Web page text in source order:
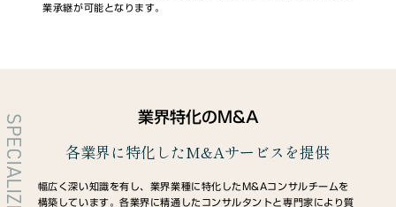
業承継が可能となります。
SPECIALIZED 業界特化のM&A
各業界に特化したM&Aサービスを提供
幅広く深い知識を有し、業界業種に特化したM&Aコンサルチームを
構築しています。各業界に精通したコンサルタントと専門家により質